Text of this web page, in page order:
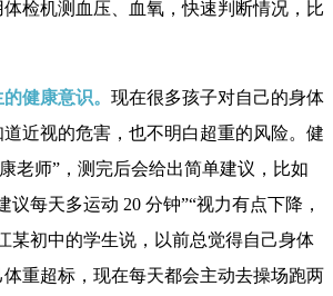
检机测血压、血氧，快速判断情况，比
健康意识。 现在很多孩子对自己的身体
近视的危害，也不明白超重的风险。健
老师”，测完后会给出简单建议，比如
议每天多运动 20 分钟”“视力有点下降，
某初中的学生说，以前总觉得自己身体
重超标，现在每天都会主动去操场跑两